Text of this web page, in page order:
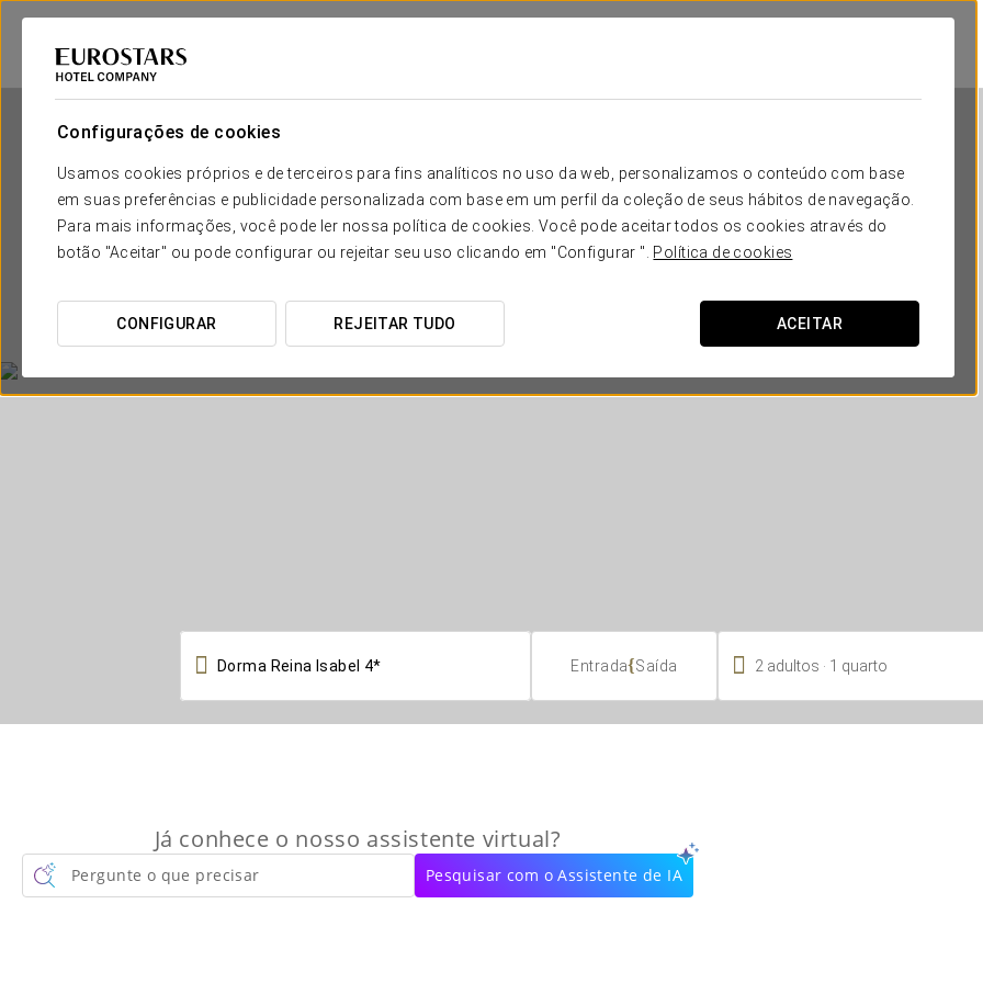
Configurações de cookies
Usamos cookies próprios e de terceiros para fins analíticos no uso da web, personalizamos o conteúdo com base
em suas preferências e publicidade personalizada com base em um perfil da coleção de seus hábitos de navegação.
Para mais informações, você pode ler nossa política de cookies. Você pode aceitar todos os cookies através do
botão "Aceitar" ou pode configurar ou rejeitar seu uso clicando em "Configurar ". Política de cookies
CONFIGURAR REJEITAR TUDO ACEITAR
Dorma Reina Isabel
ÁVILA
 Entrada{Saída  2 adultos 1 quarto
Já conhece o nosso assistente virtual?
Pergunte o que precisar Pesquisar com o Assistente de IA